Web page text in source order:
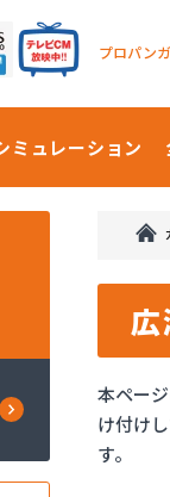
プロパン
ミュレーション
本ペー
け付け
す。